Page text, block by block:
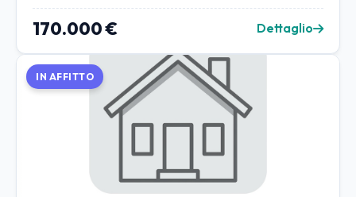
170.000 € Dettaglio
IN AFFITTO